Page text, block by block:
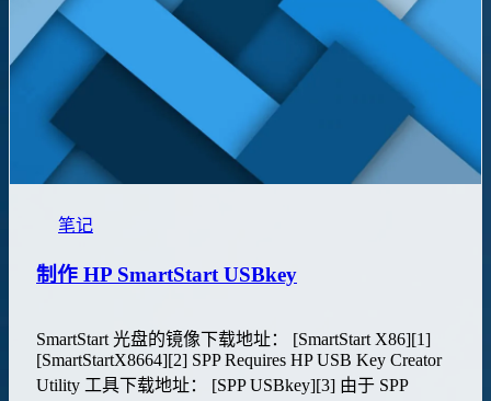
笔记
制作 HP SmartStart USBkey
SmartStart 光盘的镜像下载地址： [SmartStart X86][1]
[SmartStartX8664][2] SPP Requires HP USB Key Creator
Utility 工具下载地址： [SPP USBkey][3] 由于 SPP